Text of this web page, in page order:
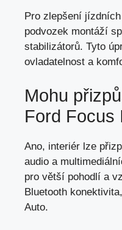
Pro zlepšení
podvozek montáží
stabilizátorů. Tyto
ovladatelnost a
Mohu
Ford Focus
Ano, interiér lze
audio a
pro větší pohodlí a
Bluetooth
Auto.